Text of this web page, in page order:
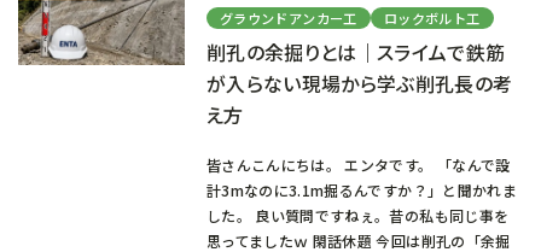
グラウンドアンカー工 ロックボルト工
削孔の余掘りとは｜スライムで鉄筋
が入らない現場から学ぶ削孔長の考
え方
皆さんこんにちは。 エンタです。 「なんで設
計3mなのに3.1m掘るんですか？」と聞かれま
した。 良い質問ですねぇ。昔の私も同じ事を
思ってましたｗ 閑話休題 今回は削孔の「余掘